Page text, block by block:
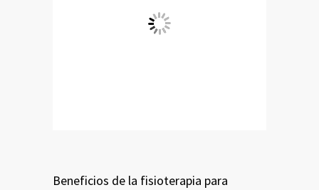
Beneficios de la fisioterapia para